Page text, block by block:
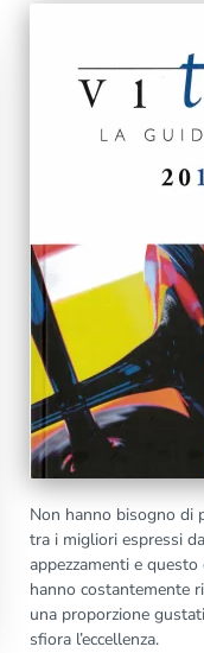
Non hanno bisogno di
tra i migliori espressi
appezzamenti e
hanno costantemente
una proporzione
sfiora l’eccellenza.